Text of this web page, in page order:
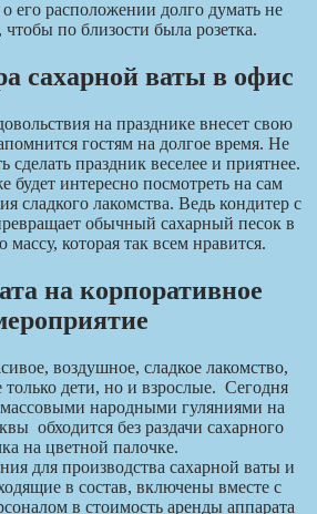
его расположении долго думать не
по близости была розетка.
сахарной ваты в офис
на празднике внесет свою
гостям на долгое время. Не
сделать праздник веселее и приятнее.
интересно посмотреть на сам
сладкого лакомства. Ведь кондитер с
обычный сахарный песок в
которая так всем нравится.
на корпоративное
воздушное, сладкое лакомство,
дети, но и взрослые. Сегодня
народными гуляниями на
обходится без раздачи сахарного
на цветной палочке.
для производства сахарной ваты и
в состав, включены вместе с
в стоимость аренды аппарата